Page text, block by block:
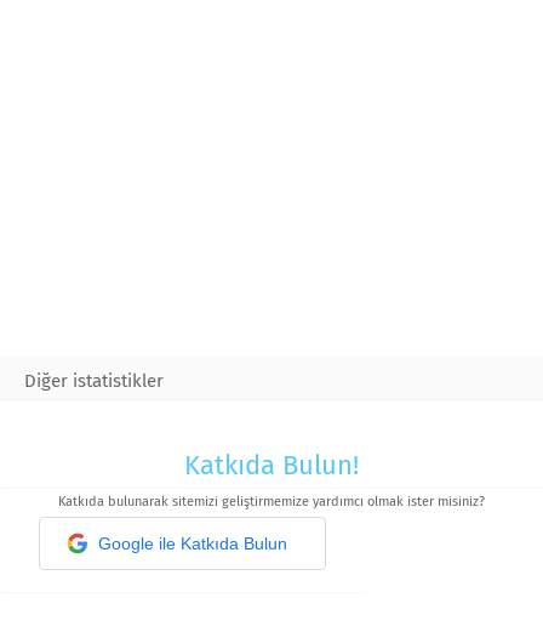
Diğer istatistikler
Katkıda Bulun!
Katkıda bulunarak sitemizi geliştirmemize yardımcı olmak ister misiniz?
Google ile Katkıda Bulun